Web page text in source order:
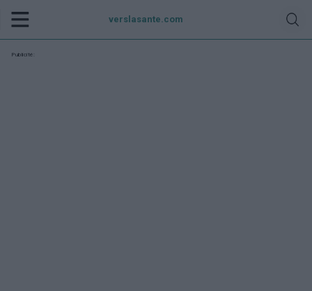
verslasante.com
Publicité: